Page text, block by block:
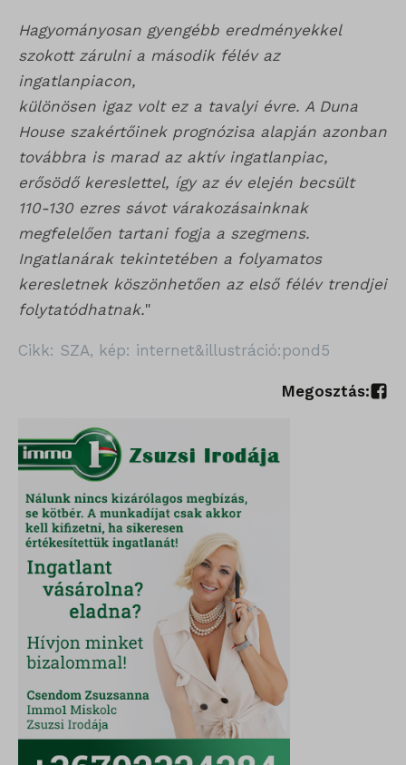
Hagyományosan gyengébb eredményekkel
szokott zárulni a második félév az
ingatlanpiacon,
különösen igaz volt ez a tavalyi évre. A Duna
House szakértőinek prognózisa alapján azonban
továbbra is marad az aktív ingatlanpiac,
erősödő kereslettel, így az év elején becsült
110-130 ezres sávot várakozásainknak
megfelelően tartani fogja a szegmens.
Ingatlanárak tekintetében a folyamatos
keresletnek köszönhetően az első félév trendjei
folytatódhatnak."
Cikk: SZA, kép: internet&illustráció:pond5
Megosztás: